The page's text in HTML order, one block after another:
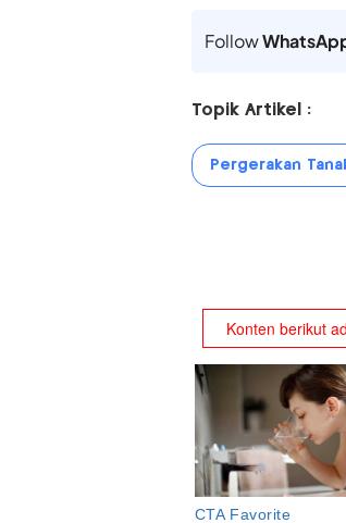
Follow
Topik Artikel :
Pergerakan